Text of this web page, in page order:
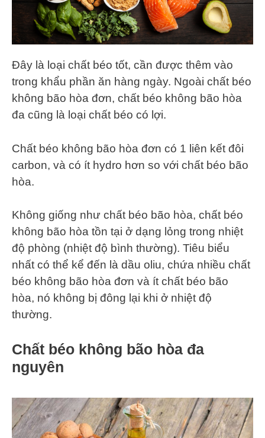
Đây là loại chất béo tốt, cần được thêm vào
trong khẩu phần ăn hàng ngày. Ngoài chất béo
không bão hòa đơn, chất béo không bão hòa
đa cũng là loại chất béo có lợi.
Chất béo không bão hòa đơn có 1 liên kết đôi
carbon, và có ít hydro hơn so với chất béo bão
hòa.
Không giống như chất béo bão hòa, chất béo
không bão hòa tồn tại ở dạng lỏng trong nhiệt
độ phòng (nhiệt độ bình thường). Tiêu biểu
nhất có thể kể đến là dầu oliu, chứa nhiều chất
béo không bão hòa đơn và ít chất béo bão
hòa, nó không bị đông lại khi ở nhiệt độ
thường.
Chất béo không bão hòa đa
nguyên